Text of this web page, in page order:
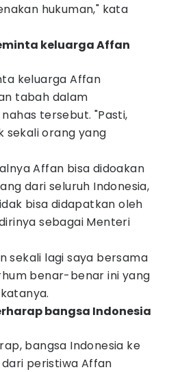
hukuman," kata
keluarga Affan
keluarga Affan
tabah dalam
tersebut. "Pasti,
sekali orang yang
Affan bisa didoakan
dari seluruh Indonesia,
bisa didapatkan oleh
sebagai Menteri
sekali lagi saya bersama
benar-benar ini yang
bangsa Indonesia
bangsa Indonesia ke
peristiwa Affan